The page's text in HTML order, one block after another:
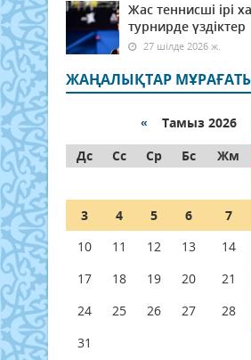
Жас теннисші ірі
турнирде үздіктер
27 шілде 2026 ж.
ЖАҢАЛЫҚТАР
« Тамыз 2026
Дс
Сс Ср Бс Жм
3
4 5 6 7
10
11 12 13 14
17
18 19 20 21
24
25 26 27 28
31